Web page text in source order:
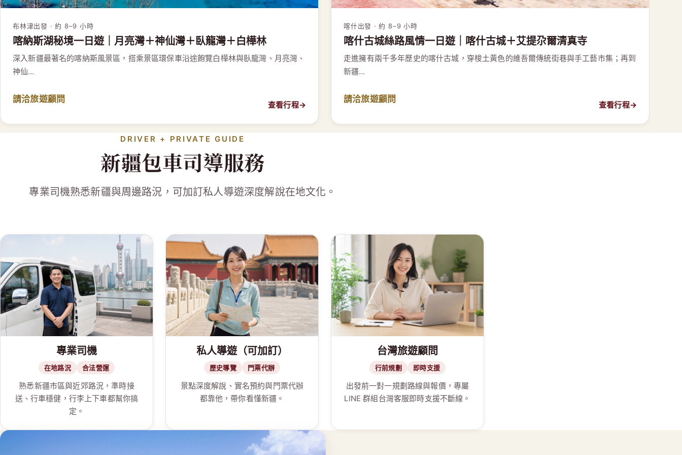
布林津出發 · 約 8–9 小時
喀納斯湖秘境一日遊｜月亮灣＋神仙灣＋臥龍灣＋白樺林
深入新疆最著名的喀納斯風景區，搭乘景區環保車沿途飽覽白樺林與臥龍灣、月亮灣、
神仙…
請洽旅遊顧問
查看行程→
喀什出發 · 約 8–9 小時
喀什古城絲路風情一日遊｜喀什古城＋艾提尕爾清真寺
走進擁有兩千多年歷史的喀什古城，穿梭土黃色的維吾爾傳統街巷與手工藝市集；再到
新疆…
請洽旅遊顧問
查看行程→
DRIVER + PRIVATE GUIDE
新疆包車司導服務
專業司機熟悉新疆與周邊路況，可加訂私人導遊深度解說在地文化。
專業司機
在地路況 合法營運
熟悉新疆市區與近郊路況，準時接
送、行車穩健，行李上下車都幫你搞
定。
私人導遊（可加訂）
歷史導覽 門票代辦
景點深度解說、實名預約與門票代辦
都靠他，帶你看懂新疆。
台灣旅遊顧問
行前規劃 即時支援
出發前一對一規劃路線與報價，專屬
LINE 群組台灣客服即時支援不斷線。